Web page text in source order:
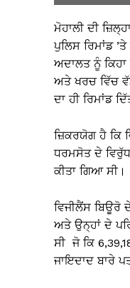
ਮੋਹਾਲੀ ਦੀ
ਪੁਲਿਸ ਰਿਮਾਂਡ
ਅਦਾਲਤ ਨੂੰ
ਅਤੇ ਖਰਚ ਵਿੱਚ
ਦਾ ਹੀ ਰਿਮਾਂਡ
ਜ਼ਿਕਰਯੋਗ ਹੈ ਕਿ
ਧਰਮਸੋਤ ਦੇ
ਕੀਤਾ ਗਿਆ ਸੀ।
ਵਿਜੀਲੈਂਸ ਬਿਊਰੋ
ਅਤੇ ਉਨ੍ਹਾਂ ਦੇ
ਸੀ ਜੋ ਕਿ
ਜਾਇਦਾਦ ਬਾਰੇ